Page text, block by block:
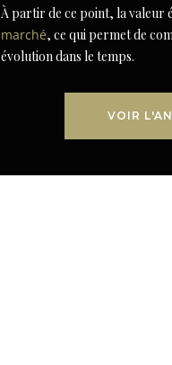
À partir de ce point, la valeur
marché, ce qui permet de
évolution dans le temps.
VOIR